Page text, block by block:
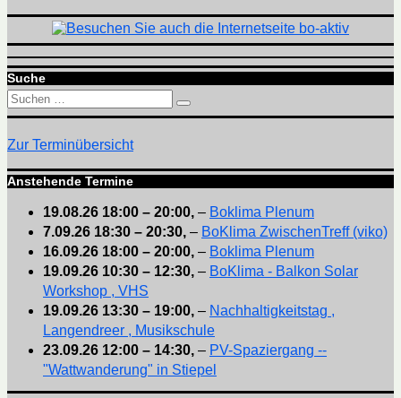
Suche
Suchen
nach:
Suchen
Zur Terminübersicht
Anstehende Termine
19.08.26 18:00 – 20:00, – Boklima Plenum
7.09.26 18:30 – 20:30, – BoKlima ZwischenTreff (viko)
16.09.26 18:00 – 20:00, – Boklima Plenum
19.09.26 10:30 – 12:30, – BoKlima - Balkon Solar
Workshop , VHS
19.09.26 13:30 – 19:00, – Nachhaltigkeitstag ,
Langendreer , Musikschule
23.09.26 12:00 – 14:30, – PV-Spaziergang --
"Wattwanderung" in Stiepel